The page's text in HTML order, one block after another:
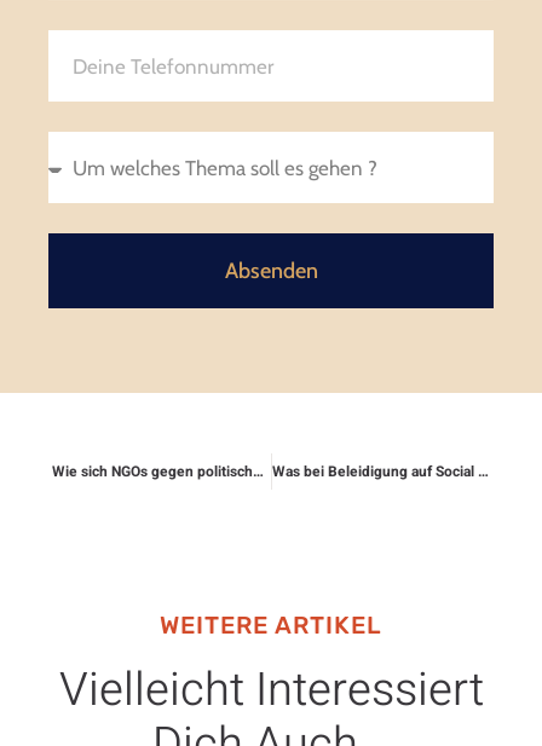
Absenden
Wie sich NGOs gegen politische Repression absichern Was bei Beleidigung auf Social Media möglich ist
WEITERE ARTIKEL
Vielleicht Interessiert